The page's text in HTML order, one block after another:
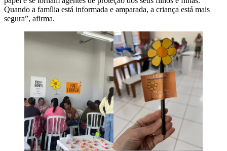
Quando a família está informada e amparada, a criança está mais
segura”, afirma.